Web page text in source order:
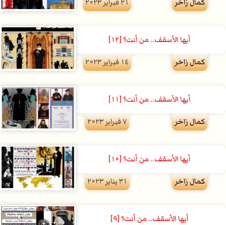
أيها الأسقف.. من أنت؟ [١٢]
كمال زاخر
۱٤ فبراير ۲۰۲۳
أيها الأسقف.. من أنت؟ [١١]
كمال زاخر
۷ فبراير ۲۰۲۳
أيها الأسقف.. من أنت؟ [۱۰]
كمال زاخر
۳۱ يناير ۲۰۲۳
أيها الأسقف.. من أنت؟ [٩]